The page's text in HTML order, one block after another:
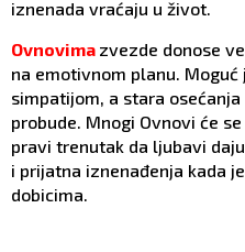
iznenada vraćaju u život.
Ovnovima zvezde donose
na emotivnom planu. Moguć
simpatijom, a stara
probude. Mnogi Ovnovi će
pravi trenutak da ljubavi
i prijatna iznenađenja kada
dobicima.